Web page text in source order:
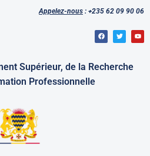
Appelez-nous : +235 62 09 90 06
Supérieur, de la Recherche
Professionnelle